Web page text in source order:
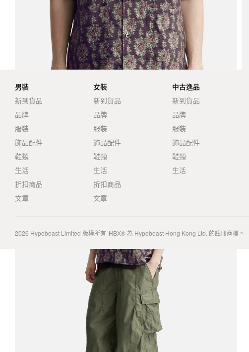
男裝
新到貨品
品牌
服裝
飾品配件
鞋類
生活
折扣商品
文章
女裝
新到貨品
品牌
服裝
飾品配件
鞋類
生活
折扣商品
文章
中古逸品
新到貨品
品牌
服裝
飾品配件
鞋類
生活
2026 Hypebeast Limited 版權所有 HBX® 為 Hypebeast Hong Kong Ltd. 的註冊商標。